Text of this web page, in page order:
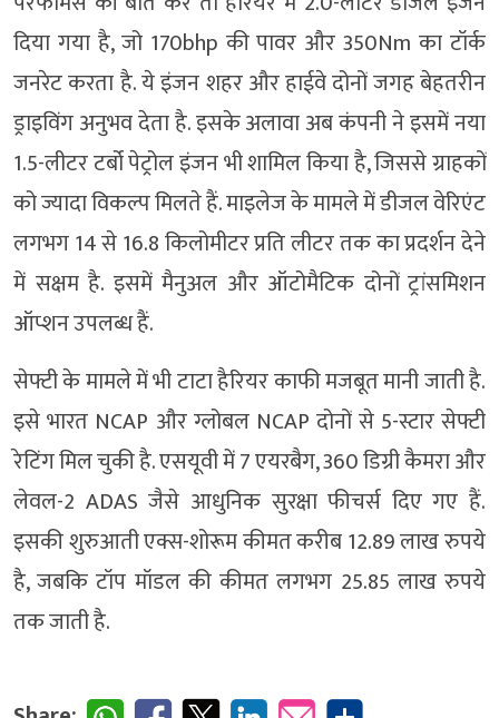
दिया गया है, जो 170bhp की पावर और 350Nm का टॉर्क
जनरेट करता है. ये इंजन शहर और हाईवे दोनों जगह बेहतरीन
ड्राइविंग अनुभव देता है. इसके अलावा अब कंपनी ने इसमें नया
1.5-लीटर टर्बो पेट्रोल इंजन भी शामिल किया है, जिससे ग्राहकों
को ज्यादा विकल्प मिलते हैं. माइलेज के मामले में डीजल वेरिएंट
लगभग 14 से 16.8 किलोमीटर प्रति लीटर तक का प्रदर्शन देने
में सक्षम है. इसमें मैनुअल और ऑटोमैटिक दोनों ट्रांसमिशन
ऑप्शन उपलब्ध हैं.
सेफ्टी के मामले में भी टाटा हैरियर काफी मजबूत मानी जाती है.
इसे भारत NCAP और ग्लोबल NCAP दोनों से 5-स्टार सेफ्टी
रेटिंग मिल चुकी है. एसयूवी में 7 एयरबैग, 360 डिग्री कैमरा और
लेवल-2 ADAS जैसे आधुनिक सुरक्षा फीचर्स दिए गए हैं.
इसकी शुरुआती एक्स-शोरूम कीमत करीब 12.89 लाख रुपये
है, जबकि टॉप मॉडल की कीमत लगभग 25.85 लाख रुपये
तक जाती है.